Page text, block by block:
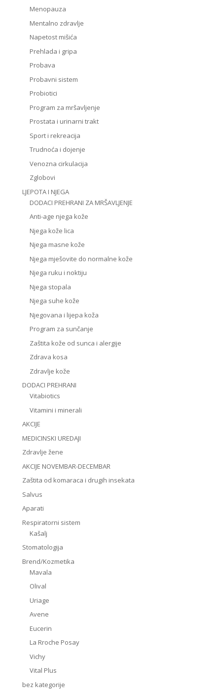
Menopauza
Mentalno zdravlje
Napetost mišića
Prehlada i gripa
Probava
Probavni sistem
Probiotici
Program za mršavljenje
Prostata i urinarni trakt
Sport i rekreacija
Trudnoća i dojenje
Venozna cirkulacija
Zglobovi
LJEPOTA I NJEGA
DODACI PREHRANI ZA MRŠAVLJENJE
Anti-age njega kože
Njega kože lica
Njega masne kože
Njega mješovite do normalne kože
Njega ruku i noktiju
Njega stopala
Njega suhe kože
Njegovana i lijepa koža
Program za sunčanje
Zaštita kože od sunca i alergije
Zdrava kosa
Zdravlje kože
DODACI PREHRANI
Vitabiotics
Vitamini i minerali
AKCIJE
MEDICINSKI UREDAJI
Zdravlje žene
AKCIJE NOVEMBAR-DECEMBAR
Zaštita od komaraca i drugih insekata
Salvus
Aparati
Respiratorni sistem
Kašalj
Stomatologija
Brend/Kozmetika
Mavala
Olival
Uriage
Avene
Eucerin
La Rroche Posay
Vichy
Vital Plus
bez kategorije